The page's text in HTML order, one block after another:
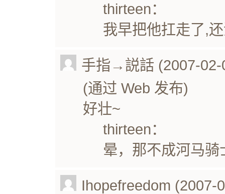
thirteen：
我早把他扛走了,
手指→説話 (2007-02-
(通过 Web 发布)
好壮~
thirteen：
晕，那不成河马骑
Ihopefreedom (2007-